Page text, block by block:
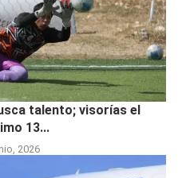
talento; visorías el
13...
2026